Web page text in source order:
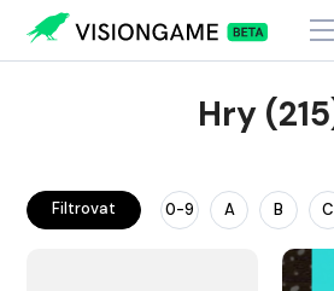
Hry
Filtrovat 0-9 A B C